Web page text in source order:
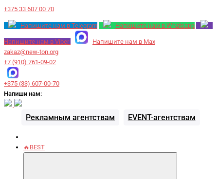
+375 33 607 00 70
Напишите нам в Telegram Напишите нам в Whatsapp
Напишите нам в Viber
Напишите нам в Max
zakaz@new-ton.org
+7 (910) 761-09-02
+375 (33) 607-00-70
Напиши нам:
Рекламным агентствам EVENT-агентствам
🔥BEST